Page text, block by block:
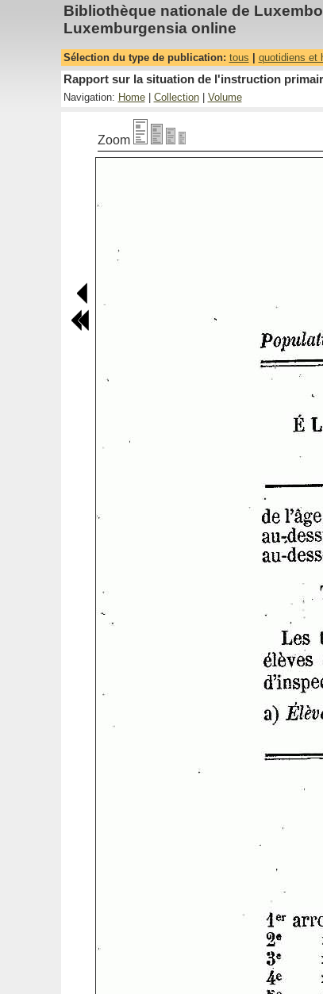
Bibliothèque nationale de
Luxemburgensia online
Sélection du type de publication: tous quotidiens et
Rapport sur la situation de l'instruction
Navigation: Home| Collection| Volume
Zoom